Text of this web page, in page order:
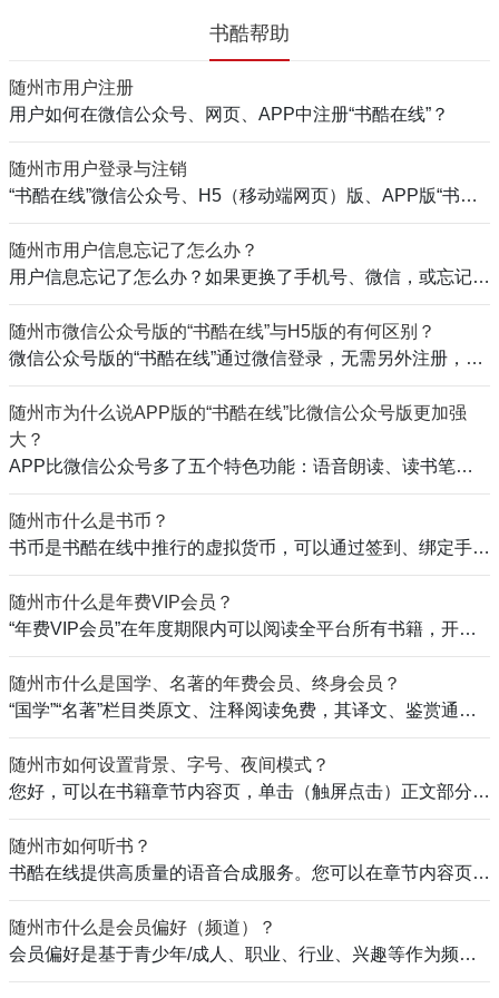
书酷帮助
随州市用户注册
用户如何在微信公众号、网页、APP中注册“书酷在线”？
随州市用户登录与注销
“书酷在线”微信公众号、H5（移动端网页）版、APP版“书酷在线”登录注销说明
随州市用户信息忘记了怎么办？
用户信息忘记了怎么办？如果更换了手机号、微信，或忘记了密码（H5版），请填写《用户信息找回申请表​》，发送邮件至：shushu@chencao.com。
随州市微信公众号版的“书酷在线”与H5版的有何区别？
微信公众号版的“书酷在线”通过微信登录，无需另外注册，也无需担心密码忘记；H5版的“书酷在线”，通过浏览器（可以是手机任意商家或版本的浏
随州市为什么说APP版的“书酷在线”比微信公众号版更加强
大？
APP比微信公众号多了五个特色功能：语音朗读、读书笔记、译文阅读、栏目推荐、书酷宋体。本文对其进行了详细介绍。
随州市什么是书币？
书币是书酷在线中推行的虚拟货币，可以通过签到、绑定手机或微信号、充值获得，用于网络小说阅读、各类书籍“打赏”功能，书币不能折抵现金。
随州市什么是年费VIP会员？
“年费VIP会员”在年度期限内可以阅读全平台所有书籍，开启所有收费功能。包括国学、名著等。
随州市什么是国学、名著的年费会员、终身会员？
“国学”“名著”栏目类原文、注释阅读免费，其译文、鉴赏通过充值年费或终身会员获得功能。国学、名著的年会会员、终身会员的费用将随着书籍
随州市如何设置背景、字号、夜间模式？
您好，可以在书籍章节内容页，单击（触屏点击）正文部分，弹出黑色菜单栏：1. 点击菜单下方的“设置”按钮，弹出“字体大小”、“背景颜色”的
随州市如何听书？
书酷在线提供高质量的语音合成服务。您可以在章节内容页单击（触屏点击）正文，弹出黑色菜单，点击右上角的“耳机”状图标，即可开始听书！点
随州市什么是会员偏好（频道）？
会员偏好是基于青少年/成人、职业、行业、兴趣等作为频道，普通会员可以切换并选择其中的一个频道；全局VIP会员可以选择所有频道。当会员选中目